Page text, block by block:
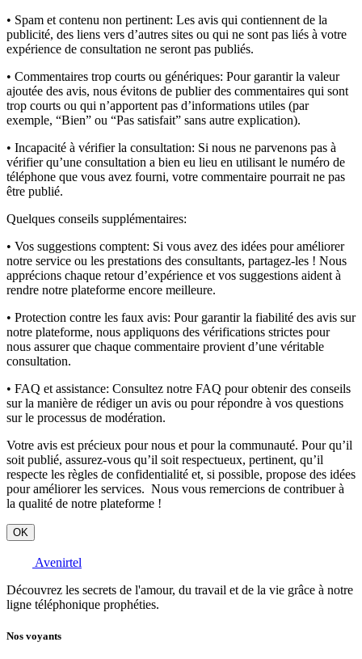
• Spam et contenu non pertinent: Les avis qui contiennent de la
publicité, des liens vers d’autres sites ou qui ne sont pas liés à votre
expérience de consultation ne seront pas publiés.
• Commentaires trop courts ou génériques: Pour garantir la valeur
ajoutée des avis, nous évitons de publier des commentaires qui sont
trop courts ou qui n’apportent pas d’informations utiles (par
exemple, “Bien” ou “Pas satisfait” sans autre explication).
• Incapacité à vérifier la consultation: Si nous ne parvenons pas à
vérifier qu’une consultation a bien eu lieu en utilisant le numéro de
téléphone que vous avez fourni, votre commentaire pourrait ne pas
être publié.
Quelques conseils supplémentaires:
• Vos suggestions comptent: Si vous avez des idées pour améliorer
notre service ou les prestations des consultants, partagez-les ! Nous
apprécions chaque retour d’expérience et vos suggestions aident à
rendre notre plateforme encore meilleure.
• Protection contre les faux avis: Pour garantir la fiabilité des avis sur
notre plateforme, nous appliquons des vérifications strictes pour
nous assurer que chaque commentaire provient d’une véritable
consultation.
• FAQ et assistance: Consultez notre FAQ pour obtenir des conseils
sur la manière de rédiger un avis ou pour répondre à vos questions
sur le processus de modération.
Votre avis est précieux pour nous et pour la communauté. Pour qu’il
soit publié, assurez-vous qu’il soit respectueux, pertinent, qu’il
respecte les règles de confidentialité et, si possible, propose des idées
pour améliorer les services. Nous vous remercions de contribuer à
la qualité de notre plateforme !
OK
Avenirtel
Découvrez les secrets de l'amour, du travail et de la vie grâce à notre
ligne téléphonique prophéties.
Nos voyants